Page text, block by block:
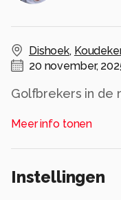
Dishoek,
20 november,
Golfbrekers in de
Alle rechten voorbehouden
Meer info tonen
Instellingen